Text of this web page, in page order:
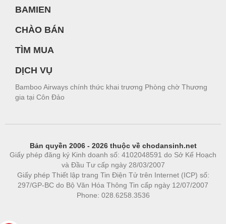
BAMIEN
CHÀO BÁN
TÌM MUA
DỊCH VỤ
Bamboo Airways chính thức khai trương Phòng chờ Thương
gia tại Côn Đảo
Bản quyền 2006 - 2026 thuộc về chodansinh.net
Giấy phép đăng ký Kinh doanh số: 4102048591 do Sở Kế Hoạch
và Đầu Tư cấp ngày 28/03/2007
Giấy phép Thiết lập trang Tin Điện Tử trên Internet (ICP) số:
297/GP-BC do Bộ Văn Hóa Thông Tin cấp ngày 12/07/2007
Phone: 028.6258.3536